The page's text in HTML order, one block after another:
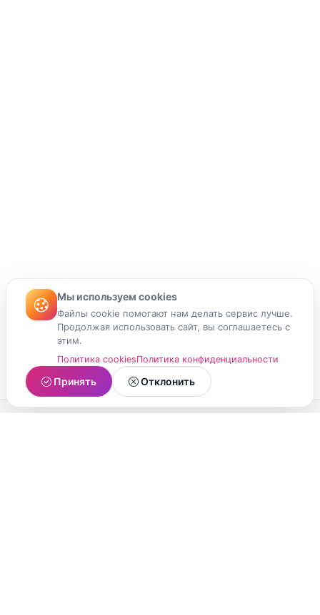
Мы используем cookies
Файлы cookie помогают нам делать сервис лучше.
Продолжая использовать сайт, вы соглашаетесь с
этим.
Политика cookiesПолитика конфиденциальности
Принять Отклонить